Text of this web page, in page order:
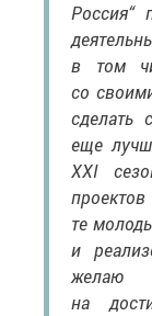
Россия“
в том
со
сделать
еще
XXI
те
и
желаю
на